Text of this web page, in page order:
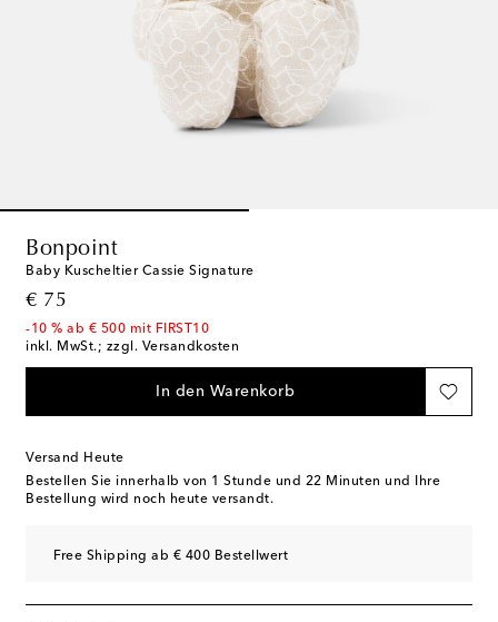
Bonpoint
Baby Kuscheltier Cassie Signature
€ 75
original price
-10 % ab € 500 mit FIRST10
inkl. MwSt.; zzgl. Versandkosten
In den Warenkorb
Versand Heute
Bestellen Sie innerhalb von 1 Stunde und 22 Minuten und Ihre
Bestellung wird noch heute versandt.
Free Shipping ab € 400 Bestellwert